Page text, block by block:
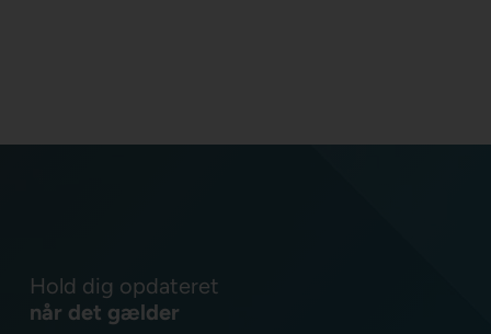
Hold dig opdateret
når det gælder